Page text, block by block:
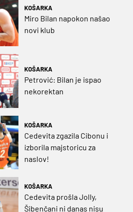
KOŠARKA
Miro Bilan napokon našao
novi klub
KOŠARKA
Petrović: Bilan je ispao
nekorektan
KOŠARKA
Cedevita zgazila Cibonu i
izborila majstoricu za
naslov!
KOŠARKA
Cedevita prošla Jolly,
Šibenčani ni danas nisu